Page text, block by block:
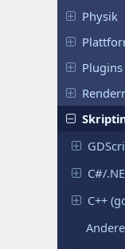
Physik
Plugins
C#/
C++